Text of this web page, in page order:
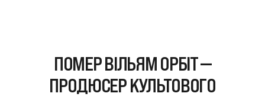
ПОМЕР ВІЛЬЯМ ОРБІТ —
ПРОДЮСЕР КУЛЬТОВОГО